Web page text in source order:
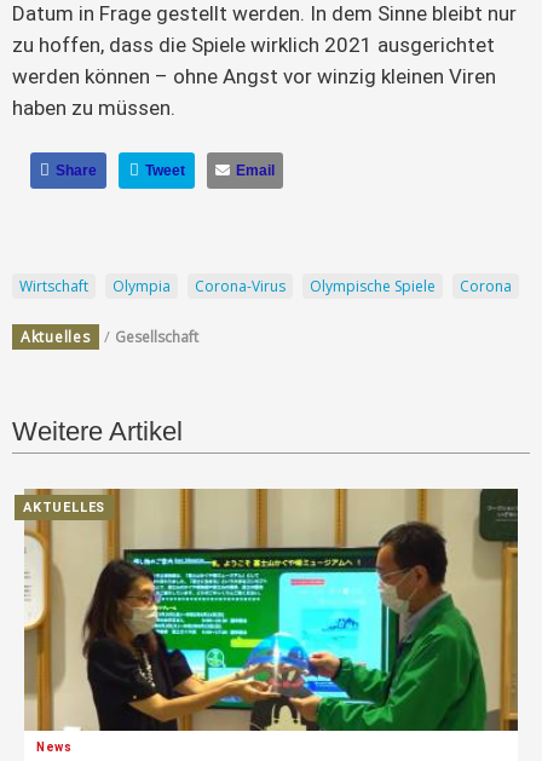
Datum in Frage gestellt werden. In dem Sinne bleibt nur
zu hoffen, dass die Spiele wirklich 2021 ausgerichtet
werden können – ohne Angst vor winzig kleinen Viren
haben zu müssen.
Share Tweet Email
Wirtschaft Olympia Corona-Virus Olympische Spiele Corona
Aktuelles / Gesellschaft
Weitere Artikel
AKTUELLES
News